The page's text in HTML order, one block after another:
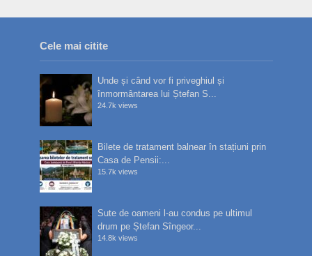
Cele mai citite
Unde și când vor fi priveghiul și
înmormântarea lui Ștefan S...
24.7k views
Bilete de tratament balnear în stațiuni prin
Casa de Pensii:...
15.7k views
Sute de oameni l-au condus pe ultimul
drum pe Ștefan Sîngeor...
14.8k views